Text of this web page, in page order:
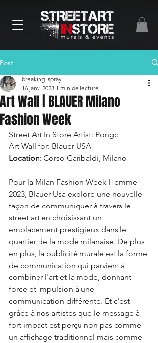
Post
Art Wall | BLAUER Milano
Fashion Week
breaking_spray
16 janv. 2023 1 min de lecture
Street Art In Store Artist: Pongo
Art Wall for: Blauer USA
Location: Corso Garibaldi, Milano
Pour la Milan Fashion Week Homme
2023, Blauer Usa explore une nouvelle
façon de communiquer à travers le
street art en choisissant un
emplacement prestigieux dans le
quartier de la mode milanaise. De plus
en plus, la publicité murale est la forme
de communication qui parvient à
combiner l'art et la mode, donnant
force et impulsion à une
communication différente. Et c'est
grâce à nos artistes que le message à
fort impact est perçu non pas comme
un affichage traditionnel mais comme